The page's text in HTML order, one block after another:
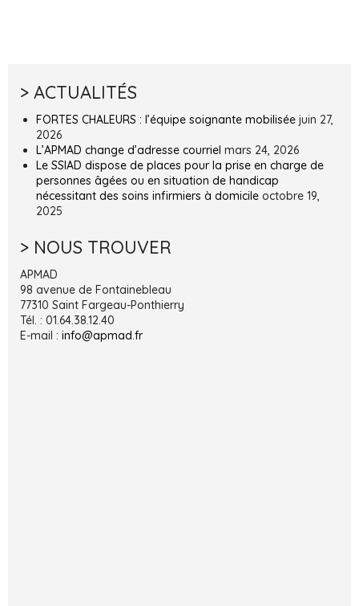
> ACTUALITÉS
FORTES CHALEURS : l’équipe soignante mobilisée juin 27,
2026
L’APMAD change d’adresse courriel mars 24, 2026
Le SSIAD dispose de places pour la prise en charge de
personnes âgées ou en situation de handicap
nécessitant des soins infirmiers à domicile octobre 19,
2025
> NOUS TROUVER
APMAD
98 avenue de Fontainebleau
77310 Saint Fargeau-Ponthierry
Tél. : 01.64.38.12.40
E-mail : info@apmad.fr